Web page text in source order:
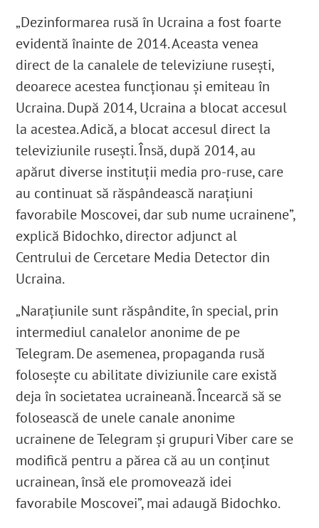
„Dezinformarea rusă în Ucraina a fost foarte
evidentă înainte de 2014. Aceasta venea
direct de la canalele de televiziune rusești,
deoarece acestea funcționau și emiteau în
Ucraina. După 2014, Ucraina a blocat accesul
la acestea. Adică, a blocat accesul direct la
televiziunile rusești. Însă, după 2014, au
apărut diverse instituții media pro-ruse, care
au continuat să răspândească narațiuni
favorabile Moscovei, dar sub nume ucrainene”,
explică Bidochko, director adjunct al
Centrului de Cercetare Media Detector din
Ucraina.
„Narațiunile sunt răspândite, în special, prin
intermediul canalelor anonime de pe
Telegram. De asemenea, propaganda rusă
folosește cu abilitate diviziunile care există
deja în societatea ucraineană. Încearcă să se
folosească de unele canale anonime
ucrainene de Telegram și grupuri Viber care se
modifică pentru a părea că au un conținut
ucrainean, însă ele promovează idei
favorabile Moscovei”, mai adaugă Bidochko.